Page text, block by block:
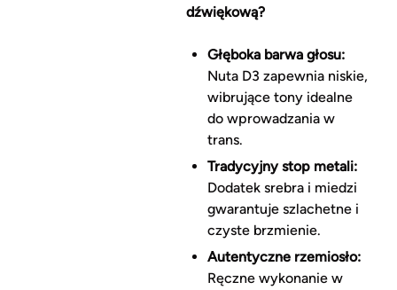
dźwiękową?
Głęboka barwa głosu:
Nuta D3 zapewnia niskie,
wibrujące tony idealne
do wprowadzania w
trans.
Tradycyjny stop metali:
Dodatek srebra i miedzi
gwarantuje szlachetne i
czyste brzmienie.
Autentyczne rzemiosło:
Ręczne wykonanie w